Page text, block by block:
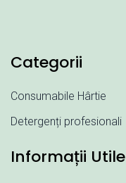
Categorii
Consumabile Hârtie
Detergenți profesionali
Informații Utile